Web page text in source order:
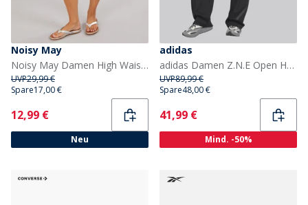
Noisy May
Noisy May Damen High Waist Jeans Shorts Dark Grey Denim
UVP29,99 €
Spare17,00 €
Current
12,99 €
Neu
adidas
adidas Damen Z.N.E Open Hem Trainingshose Schwarz
UVP89,99 €
Spare48,00 €
Current
41,99 €
Mind. -50%